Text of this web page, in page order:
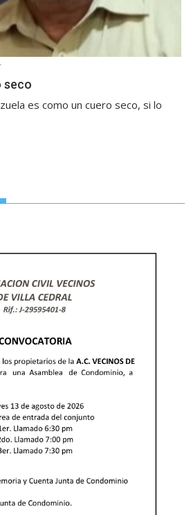
seco
es como un cuero seco, si lo